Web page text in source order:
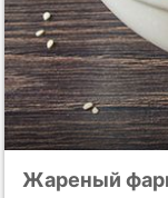
Жареный